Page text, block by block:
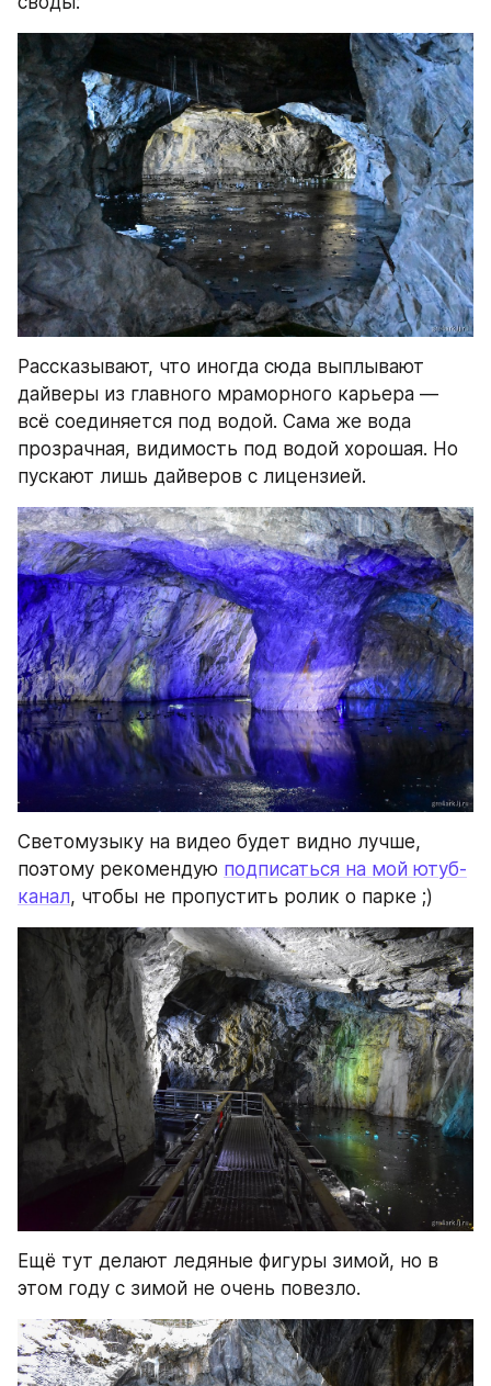
Рассказывают, что иногда сюда выплывают
дайверы из главного мраморного карьера —
всё соединяется под водой. Сама же вода
прозрачная, видимость под водой хорошая. Но
пускают лишь дайверов с лицензией.
Светомузыку на видео будет видно лучше,
поэтому рекомендую подписаться на мой ютуб-
канал, чтобы не пропустить ролик о парке ;)
Ещё тут делают ледяные фигуры зимой, но в
этом году с зимой не очень повезло.